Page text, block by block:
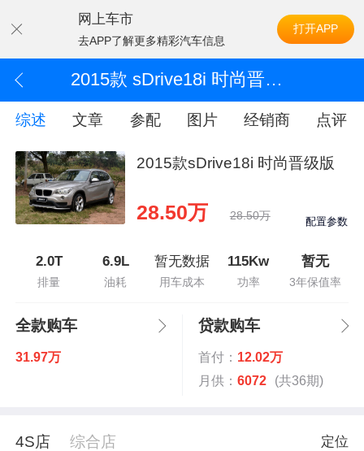
网上车市
去APP了解更多精彩汽车信息
打开APP
2015款 sDrive18i 时尚晋级版
综述 文章 参配 图片 经销商 点评
2015款sDrive18i 时尚晋级版
28.50万 28.50万 配置参数
2.0T
排量
6.9L
油耗
暂无数据
用车成本
115Kw
功率
暂无
3年保值率
全款购车
31.97万
贷款购车
首付： 12.02万
月供： 6072 (共36期)
4S店 综合店 定位